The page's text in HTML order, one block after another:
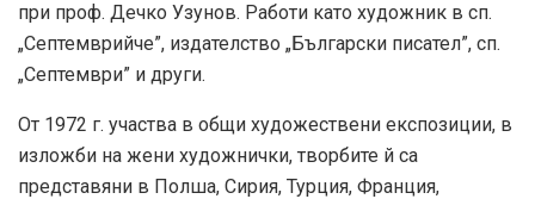
при проф. Дечко Узунов. Работи като художник в сп.
„Септемврийче”, издателство „Български писател”, сп.
„Септември” и други.
От 1972 г. участва в общи художествени експозиции, в
изложби на жени художнички, творбите й са
представяни в Полша, Сирия, Турция, Франция,